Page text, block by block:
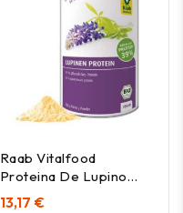
Raab Vitalfood
Proteina De Lupino
Natural Bio 500G
13,17 €